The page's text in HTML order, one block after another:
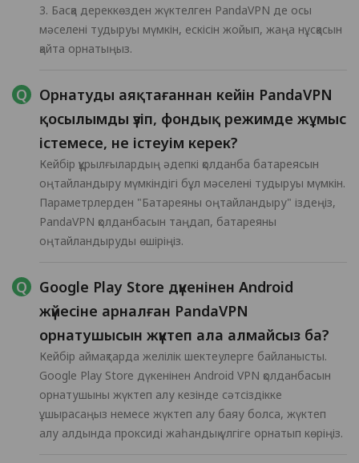
3. Басқа дереккөзден жүктелген PandaVPN де осы
мәселені тудыруы мүмкін, ескісін жойып, жаңа нұсқасын
қайта орнатыңыз.
Орнатуды аяқтағаннан кейін PandaVPN
қосылымды үзіп, фондық режимде жұмыс
істемесе, не істеуім керек?
Кейбір құрылғылардың әдепкі қолданба батареясын
оңтайландыру мүмкіндігі бұл мәселені тудыруы мүмкін.
Параметрлерден "Батареяны оңтайландыру" іздеңіз,
PandaVPN қолданбасын таңдап, батареяны
оңтайландыруды өшіріңіз.
Google Play Store дүкенінен Android
жүйесіне арналған PandaVPN
орнатушысын жүктеп ала алмайсыз ба?
Кейбір аймақтарда желілік шектеулерге байланысты.
Google Play Store дүкенінен Android VPN қолданбасын
орнатушыны жүктеп алу кезінде сәтсіздікке
ұшырасаңыз немесе жүктеп алу баяу болса, жүктеп
алу алдында проксиді жаһандық үлгіге орнатып көріңіз.